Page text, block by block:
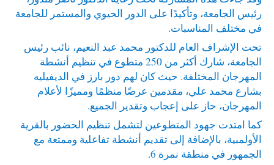
رئيس الجامعة، وتأكيدًا على الدور الحيوي والمستمر للجامعة
في مختلف المناسبات.
تحت الإشراف العام للدكتور محمد عبد النعيم، نائب رئيس
الجامعة، شارك أكثر من 250 متطوع في تنظيم أنشطة
المهرجان المختلفة. حيث كان لهم دور بارز في الديفيليه
بشارع محمد علي، مقدمين عرضًا منظمًا ومميزًا لأعلام
المهرجان، حاز على إعجاب وتقدير الجميع.
كما امتدت جهود المتطوعين لتشمل تنظيم الحضور بالقرية
الأولمبية، بالإضافة إلى تقديم أنشطة تفاعلية وممتعة مع
الجمهور في منطقة نمرة 6.